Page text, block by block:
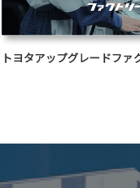
トヨタアップグレードファ